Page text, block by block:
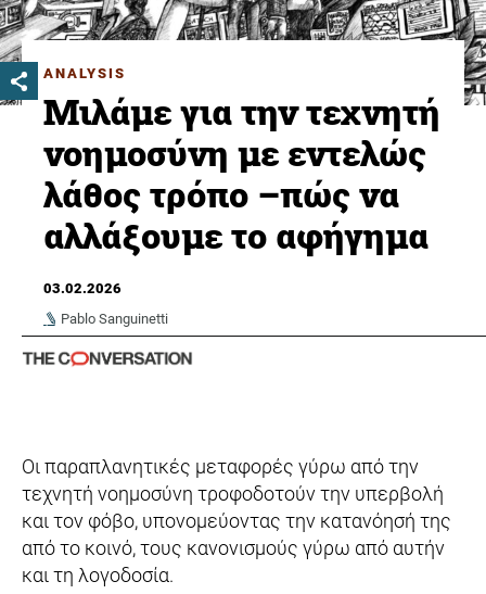
ANALYSIS
Mιλάμε για την τεχνητή
νοημοσύνη με εντελώς
λάθος τρόπο –πώς να
αλλάξουμε το αφήγημα
03.02.2026
Pablo Sanguinetti
Οι παραπλανητικές μεταφορές γύρω από την
τεχνητή νοημοσύνη τροφοδοτούν την υπερβολή
και τον φόβο, υπονομεύοντας την κατανόησή της
από το κοινό, τους κανονισμούς γύρω από αυτήν
και τη λογοδοσία.